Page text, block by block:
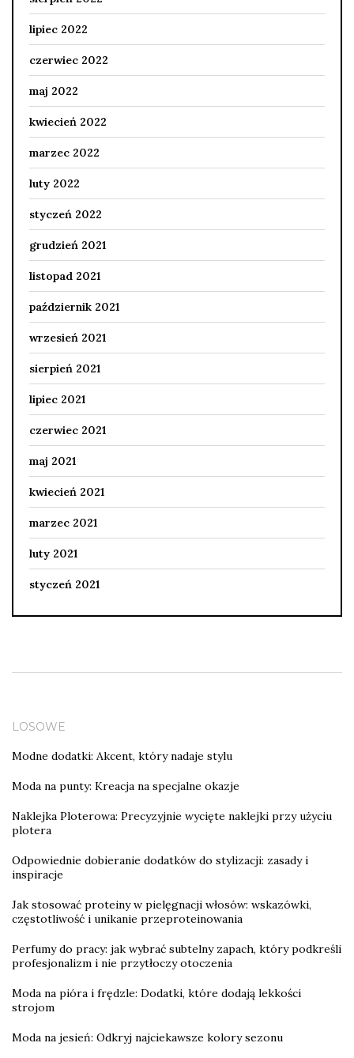
lipiec 2022
czerwiec 2022
maj 2022
kwiecień 2022
marzec 2022
luty 2022
styczeń 2022
grudzień 2021
listopad 2021
październik 2021
wrzesień 2021
sierpień 2021
lipiec 2021
czerwiec 2021
maj 2021
kwiecień 2021
marzec 2021
luty 2021
styczeń 2021
LOSOWE
Modne dodatki: Akcent, który nadaje stylu
Moda na punty: Kreacja na specjalne okazje
Naklejka Ploterowa: Precyzyjnie wycięte naklejki przy użyciu
plotera
Odpowiednie dobieranie dodatków do stylizacji: zasady i
inspiracje
Jak stosować proteiny w pielęgnacji włosów: wskazówki,
częstotliwość i unikanie przeproteinowania
Perfumy do pracy: jak wybrać subtelny zapach, który podkreśli
profesjonalizm i nie przytłoczy otoczenia
Moda na pióra i frędzle: Dodatki, które dodają lekkości
strojom
Moda na jesień: Odkryj najciekawsze kolory sezonu